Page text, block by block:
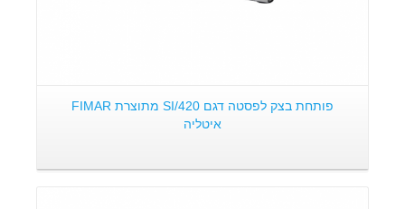
פותחת בצק לפסטה דגם SI/420 מתוצרת FIMAR
איטליה